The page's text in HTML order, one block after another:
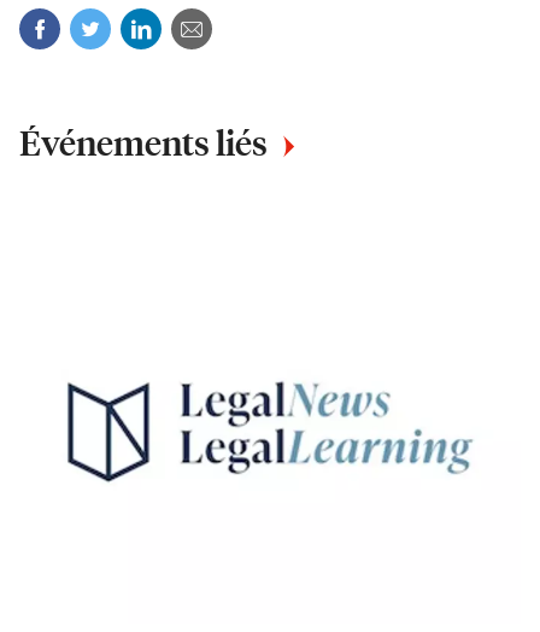
Événements liés
Facebook
TwitterLinkedinCourriel